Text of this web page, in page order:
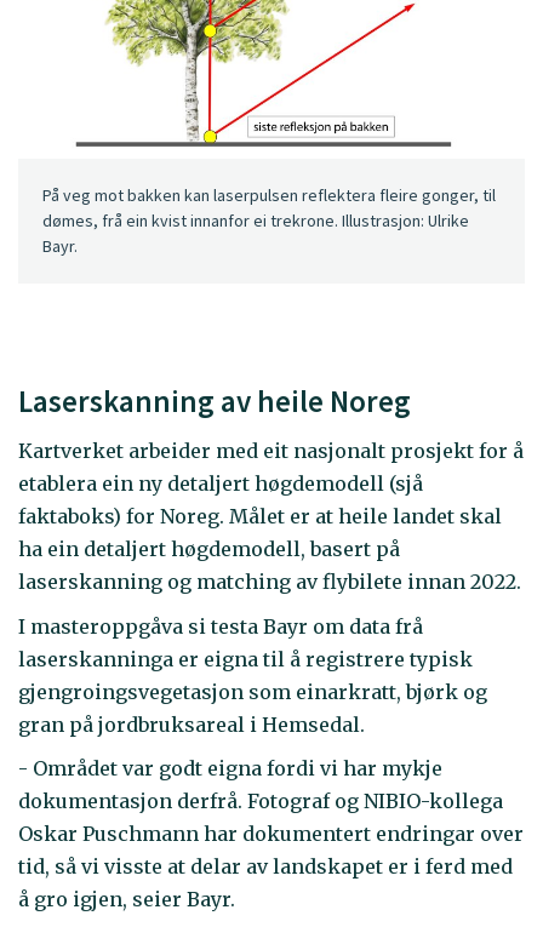
På veg mot bakken kan laserpulsen reflektera fleire gonger, til
dømes, frå ein kvist innanfor ei trekrone. Illustrasjon: Ulrike
Bayr.
Laserskanning av heile Noreg
Kartverket arbeider med eit nasjonalt prosjekt for å
etablera ein ny detaljert høgdemodell (sjå
faktaboks) for Noreg. Målet er at heile landet skal
ha ein detaljert høgdemodell, basert på
laserskanning og matching av flybilete innan 2022.
I masteroppgåva si testa Bayr om data frå
laserskanninga er eigna til å registrere typisk
gjengroingsvegetasjon som einarkratt, bjørk og
gran på jordbruksareal i Hemsedal.
- Området var godt eigna fordi vi har mykje
dokumentasjon derfrå. Fotograf og NIBIO-kollega
Oskar Puschmann har dokumentert endringar over
tid, så vi visste at delar av landskapet er i ferd med
å gro igjen, seier Bayr.